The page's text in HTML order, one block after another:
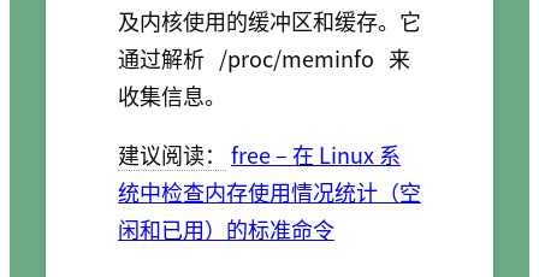
及内核使用的缓冲区和缓存。它
通过解析 /proc/meminfo 来
收集信息。
建议阅读：
free – 在 Linux 系
统中检查内存使用情况统计（空
闲和已用）的标准命令